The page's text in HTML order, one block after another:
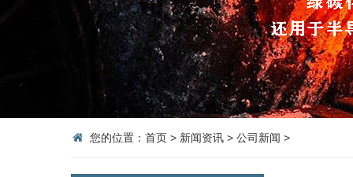
您的位置： 首页 > 新闻资讯 > 公司新闻 >